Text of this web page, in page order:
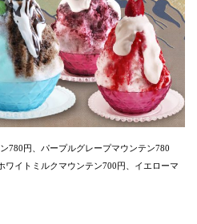
780円、パープルグレープマウンテン780
ワイトミルクマウンテン700円、イエローマ